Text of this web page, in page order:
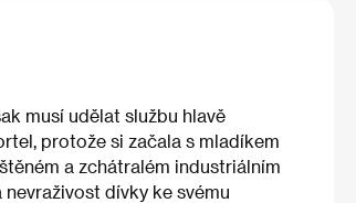
musí udělat službu hlavě
protože si začala s mladíkem
a zchátralém industriálním
dívky ke svému